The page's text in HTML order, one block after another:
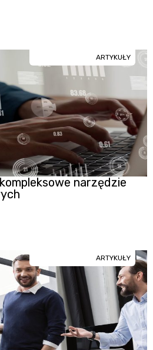
narzędzie
ARTYKUŁY
ARTYKUŁY